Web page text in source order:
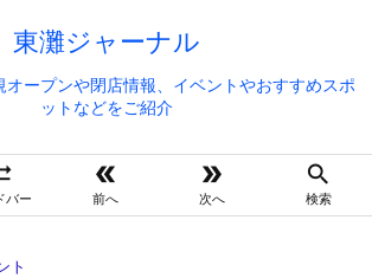
東灘ジャーナル
オープンや閉店情報、イベントやおすすめスポ
ットなどをご紹介
バー

前へ

次へ

検索
ト